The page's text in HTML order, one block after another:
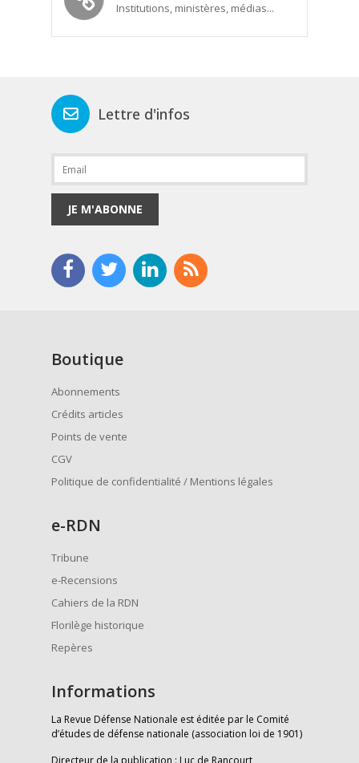
Institutions, ministères, médias...
Lettre d'infos
JE M'ABONNE
Boutique
Abonnements
Crédits articles
Points de vente
CGV
Politique de confidentialité / Mentions légales
e-RDN
Tribune
e-Recensions
Cahiers de la RDN
Florilège historique
Repères
Informations
La Revue Défense Nationale est éditée par le Comité
d’études de défense nationale (association loi de 1901)